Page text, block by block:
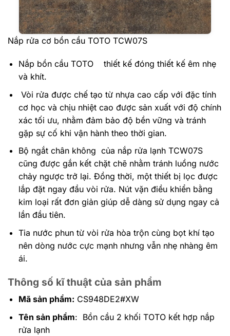
Nắp rửa cơ bồn cầu TOTO TCW07S
Nắp bồn cầu TOTO thiết kế đóng thiết kế êm nhẹ
và khít.
Vòi rửa được chế tạo từ nhựa cao cấp với đặc tính
cơ học và chịu nhiệt cao được sản xuất với độ chính
xác tối ưu, nhằm đảm bảo độ bền vững và tránh
gặp sự cố khi vận hành theo thời gian.
Bộ ngắt chân không của nắp rửa lạnh TCW07S
cũng được gắn kết chặt chẽ nhằm tránh luồng nước
chảy ngược trở lại. Đồng thời, một thiết bị lọc được
lắp đặt ngay đầu vòi rửa. Nút vặn điều khiển bằng
kim loại rất đơn giản giúp dễ dàng sử dụng ngay cả
lần đầu tiên.
Tia nước phun từ vòi rửa hòa trộn cùng bọt khí tạo
nên dòng nước cực mạnh nhưng vẫn nhẹ nhàng êm
ái.
Thông số kĩ thuật của sản phẩm
Mã sản phẩm: CS948DE2#XW
Tên sản phẩm: Bồn cầu 2 khối TOTO kết hợp nắp
rửa lạnh